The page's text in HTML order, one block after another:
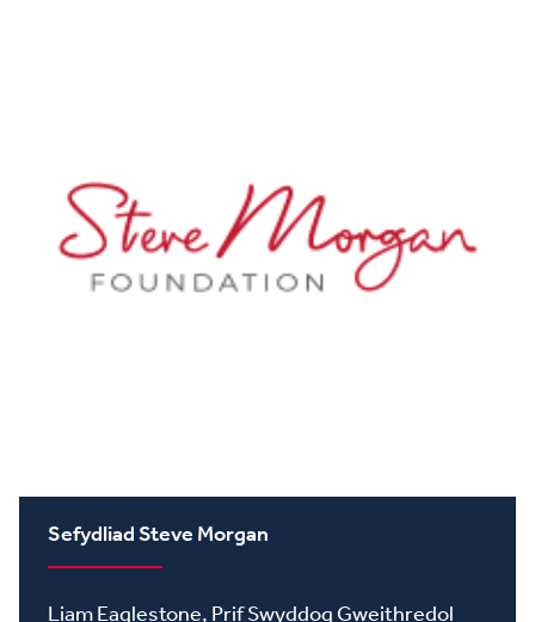
Sefydliad Steve Morgan
Liam Eaglestone, Prif Swyddog Gweithredol